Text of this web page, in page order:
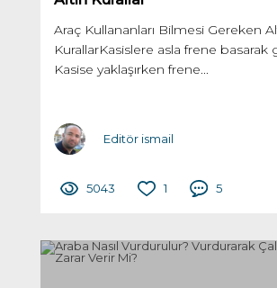
Araç Kullananları Bilmesi Gereken
KurallarKasislere asla frene basarak
Kasise yaklaşırken frene...
Editör ismail
5043 1 5